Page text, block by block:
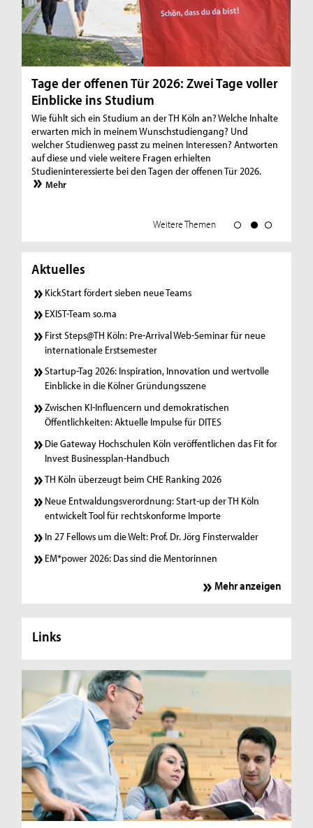
Tage der offenen Tür 2026: Zwei Tage voller
Einblicke ins Studium
Wie fühlt sich ein Studium an der TH Köln an? Welche Inhalte
erwarten mich in meinem Wunschstudiengang? Und
welcher Studienweg passt zu meinen Interessen? Antworten
auf diese und viele weitere Fragen erhielten
Studieninteressierte bei den Tagen der offenen Tür 2026.
Mehr
Weitere Themen
Aktuelles
KickStart fördert sieben neue Teams
EXIST-Team so.ma
First Steps@TH Köln: Pre-Arrival Web-Seminar für neue
internationale Erstsemester
Startup-Tag 2026: Inspiration, Innovation und wertvolle
Einblicke in die Kölner Gründungsszene
Zwischen KI-Influencern und demokratischen
Öffentlichkeiten: Aktuelle Impulse für DITES
Die Gateway Hochschulen Köln veröffentlichen das Fit for
Invest Businessplan-Handbuch
TH Köln überzeugt beim CHE Ranking 2026
Neue Entwaldungsverordnung: Start-up der TH Köln
entwickelt Tool für rechtskonforme Importe
In 27 Fellows um die Welt: Prof. Dr. Jörg Finsterwalder
EM*power 2026: Das sind die Mentorinnen
Mehr anzeigen
Links